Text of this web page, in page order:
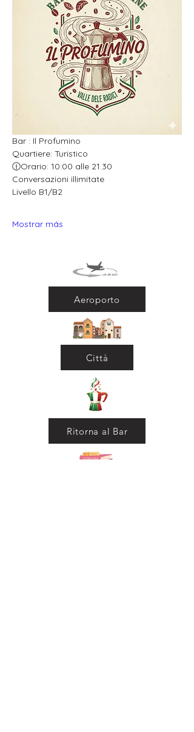
Bar : Il Profumino
Quartiere: Turistico
🕧Orario: 10:00 alle 21.30
Conversazioni illimitate
Livello B1/B2
Mostrar más
Aeroporto
Città
Ritorna al Bar